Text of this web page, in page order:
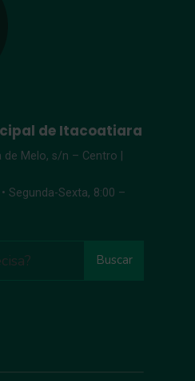
de Itacoatiara
de Melo, s/n – Centro |
• Segunda-Sexta, 8:00 –
Buscar